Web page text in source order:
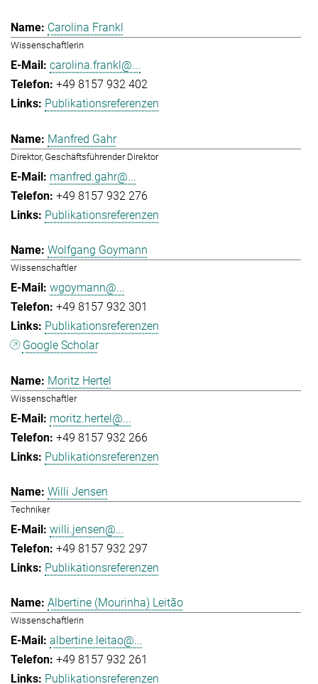
Carolina Frankl
Wissenschaftlerin
carolina.frankl@...
+49 8157 932 402
Publikationsreferenzen
Manfred Gahr
Direktor, Geschäftsführender Direktor
manfred.gahr@...
+49 8157 932 276
Publikationsreferenzen
Wolfgang Goymann
Wissenschaftler
wgoymann@...
+49 8157 932 301
Publikationsreferenzen
Google Scholar
Moritz Hertel
Wissenschaftler
moritz.hertel@...
+49 8157 932 266
Publikationsreferenzen
Willi Jensen
Techniker
willi.jensen@...
+49 8157 932 297
Publikationsreferenzen
Albertine (Mourinha) Leitão
Wissenschaftlerin
albertine.leitao@...
+49 8157 932 261
Publikationsreferenzen